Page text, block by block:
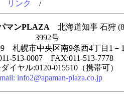
リンク /
マンPLAZA 北海道知事 石狩
3992号
札幌市中央区南9条西4丁目1－
513-0007 FAX:011-513-7778
イヤル:0120-015510（携帯可）
info2@apaman-plaza.co.jp